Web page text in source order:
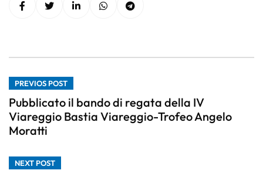
PREVIOS POST
Pubblicato il bando di regata della IV
Viareggio Bastia Viareggio-Trofeo Angelo
Moratti
NEXT POST